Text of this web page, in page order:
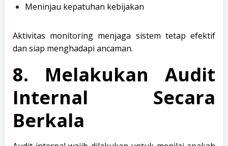
Meninjau kepatuhan kebijakan
Aktivitas monitoring menjaga sistem tetap efektif
dan siap menghadapi ancaman.
8. Melakukan Audit
Internal Secara
Berkala